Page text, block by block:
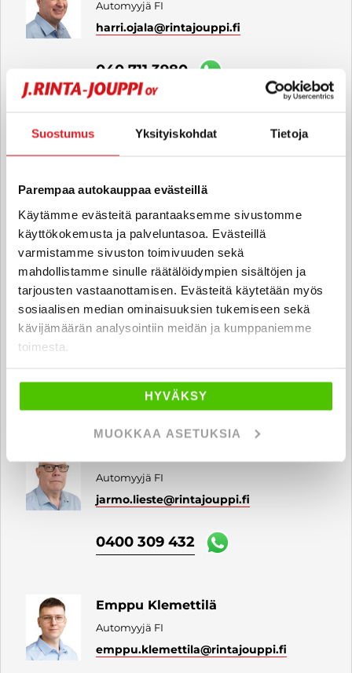
Suostumus Yksityiskohdat Tietoja
Parempaa autokauppaa evästeillä
Käytämme evästeitä parantaaksemme sivustomme
käyttökokemusta ja palveluntasoa. Evästeillä
varmistamme sivuston toimivuuden sekä
mahdollistamme sinulle räätälöidympien sisältöjen ja
tarjousten vastaanottamisen. Evästeitä käytetään myös
sosiaalisen median ominaisuuksien tukemiseen sekä
kävijämäärän analysointiin meidän ja kumppaniemme
toimesta.
HYVÄKSY
MUOKKAA ASETUKSIA
Automyyjä FI
harri.ojala@rintajouppi.fi
040 711 3980
Teppo Rintala
Automyyjä FI | EN
040 751 2320
Olli-Pekka Lähdesmäki
Automyyjä, hyötyajoneuvot FI
olli-pekka.lahdesmaki
040 711 9890
Automyyjä FI
jarmo.lieste@rintajouppi.fi
0400 309 432
Emppu Klemettilä
Automyyjä FI
emppu.klemettila@rintajouppi.fi